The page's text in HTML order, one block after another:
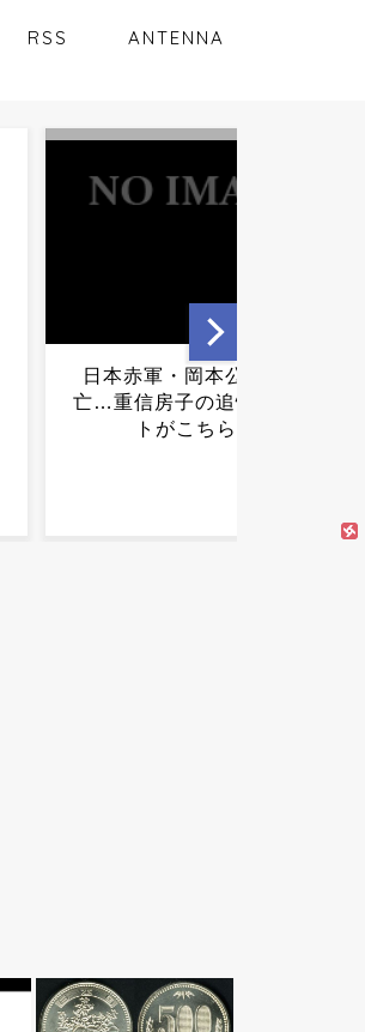
RSS ANTENNA
陸上自衛隊「異性関係、性
的嗜好、体型も調べます」
←これｗｗｗｗｗｗｗｗｗ